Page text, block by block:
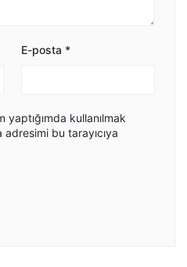
E-posta *
kullanılmak
adresimi bu tarayıcıya